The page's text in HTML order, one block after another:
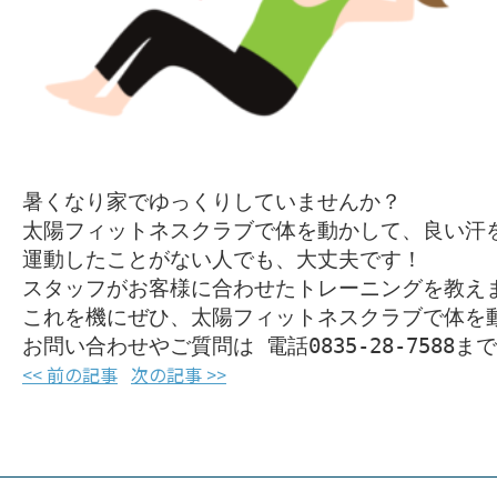
暑くなり家でゆっくりしていませんか？
太陽フィットネスクラブで体を動かして、良い汗
運動したことがない人でも、大丈夫です！
スタッフがお客様に合わせたトレーニングを教え
これを機にぜひ、太陽フィットネスクラブで体を
お問い合わせやご質問は 電話0835-28-7588ま
<< 前の記事 次の記事 >>